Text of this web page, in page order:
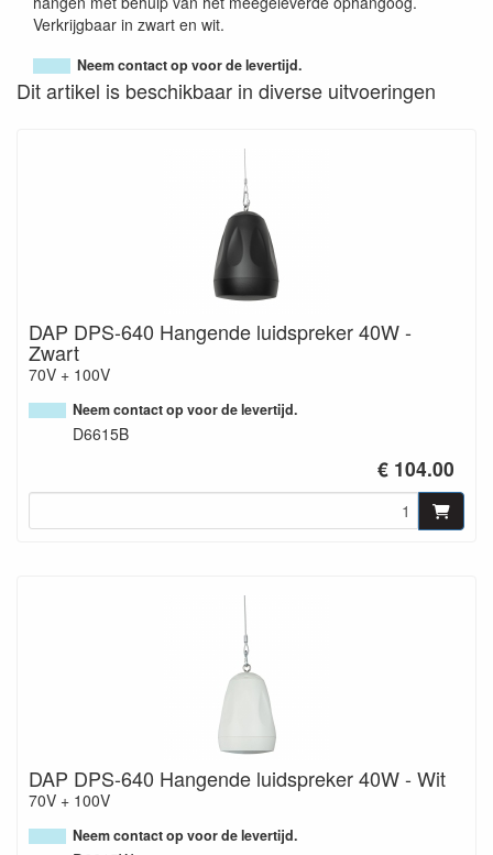
Verkrijgbaar in zwart en wit.
Neem contact op voor de levertijd.
Dit artikel is beschikbaar in diverse uitvoeringen
DAP DPS-640 Hangende luidspreker 40W -
Zwart
70V + 100V
Neem contact op voor de levertijd.
D6615B
€ 104.00
DAP DPS-640 Hangende luidspreker 40W - Wit
70V + 100V
Neem contact op voor de levertijd.